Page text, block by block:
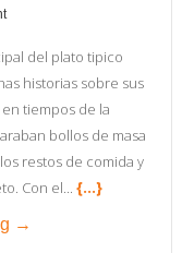
del plato tipico
historias sobre sus
tiempos de la
bollos de masa
restos de comida y
Con el... {...}
→